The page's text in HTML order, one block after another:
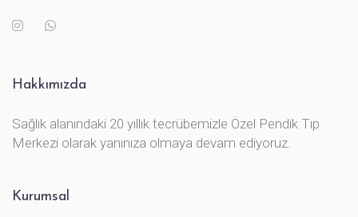
Hakkımızda
Sağlık alanındaki 20 yıllık tecrübemizle Özel Pendik Tıp
Merkezi olarak yanınıza olmaya devam ediyoruz.
Kurumsal